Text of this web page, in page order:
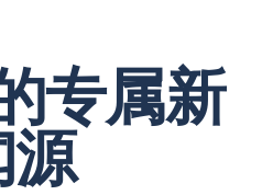
专属新
源